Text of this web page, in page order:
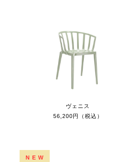
ヴェニス
56,200円（税込）
NEW